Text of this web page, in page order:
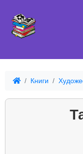
Книги